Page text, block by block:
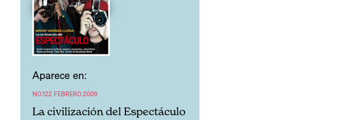
Aparece en:
NO.122 FEBRERO 2009
La civilización del Espectáculo